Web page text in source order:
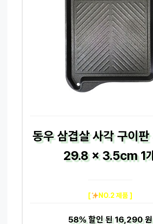
동우 삼겹살 사각 구이
29.8 x 3.5cm 1
[ NO.2 제품 ]
58%할인 된16,290 원